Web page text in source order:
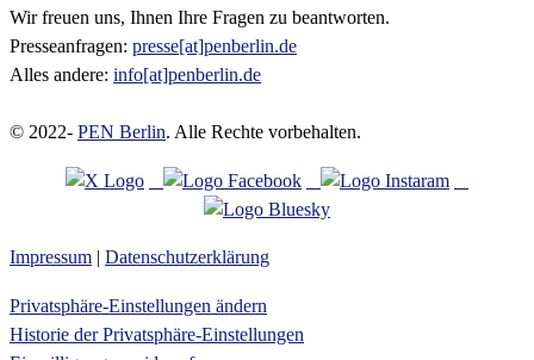
Wir freuen uns, Ihnen Ihre Fragen zu beantworten.
Presseanfragen: presse[at]penberlin.de
Alles andere: info[at]penberlin.de
© 2022- PEN Berlin. Alle Rechte vorbehalten.
Impressum | Datenschutzerklärung
Privatsphäre-Einstellungen ändern
Historie der Privatsphäre-Einstellungen